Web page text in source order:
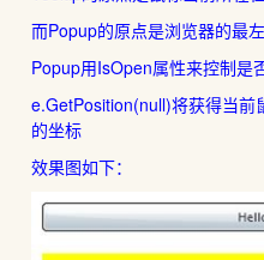
而Popup的原点是浏览器的最
Popup用IsOpen属性来控制是
e.GetPosition(null)将获得当前
的坐标
效果图如下：